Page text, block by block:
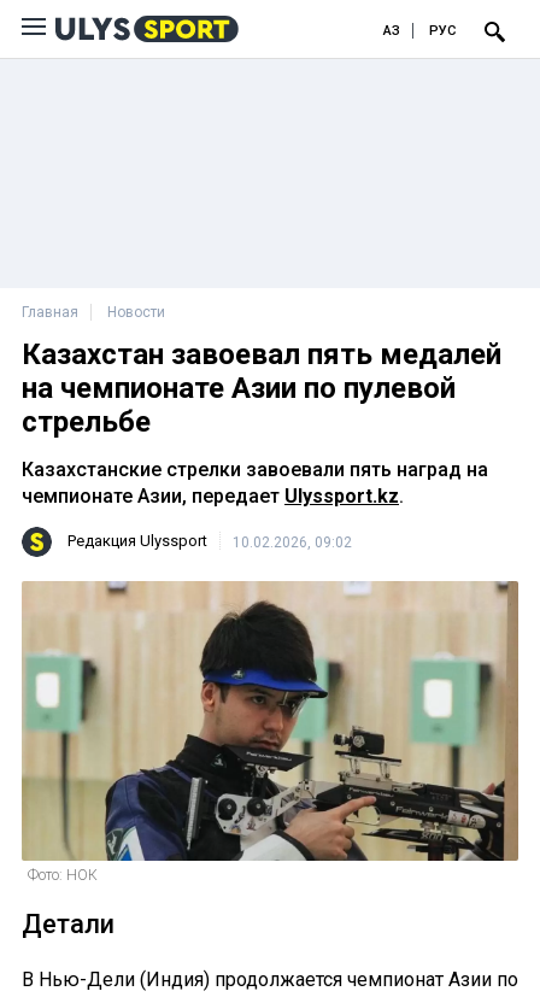
ҚАЗ РУС
Главная Новости
Казахстан завоевал пять медалей
на чемпионате Азии по пулевой
стрельбе
Казахстанские стрелки завоевали пять наград на
чемпионате Азии, передает Ulyssport.kz.
Редакция Ulyssport 10.02.2026, 09:02
Фото: НОК
Детали
В Нью-Дели (Индия) продолжается чемпионат Азии по